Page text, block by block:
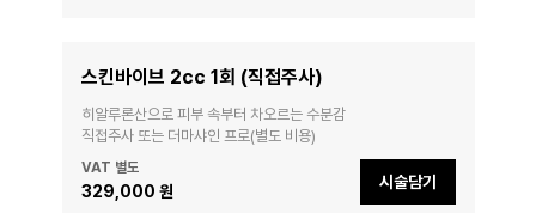
스킨바이브 2cc 1회 (직접주사)
히알루론산으로 피부 속부터 차오르는 수분감
직접주사 또는 더마샤인 프로(별도 비용)
VAT 별도
329,000 원 시술담기